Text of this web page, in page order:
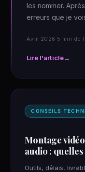
les nommer.
erreurs que je
Avril 2026 ·5 min de
Lire l'article
CONSEILS
Montage
audio :
Outils, délais,